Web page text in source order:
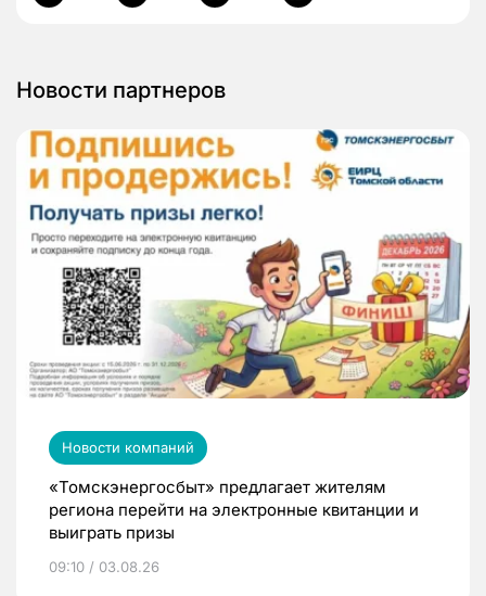
Новости партнеров
Новости компаний
«Томскэнергосбыт» предлагает жителям
региона перейти на электронные квитанции и
выиграть призы
09:10 / 03.08.26